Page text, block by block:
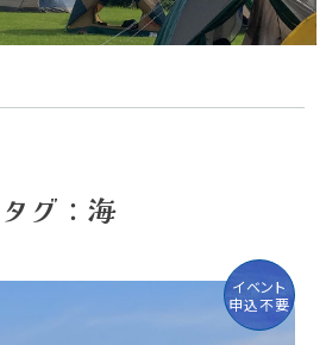
タグ：海
イベント
申込不要